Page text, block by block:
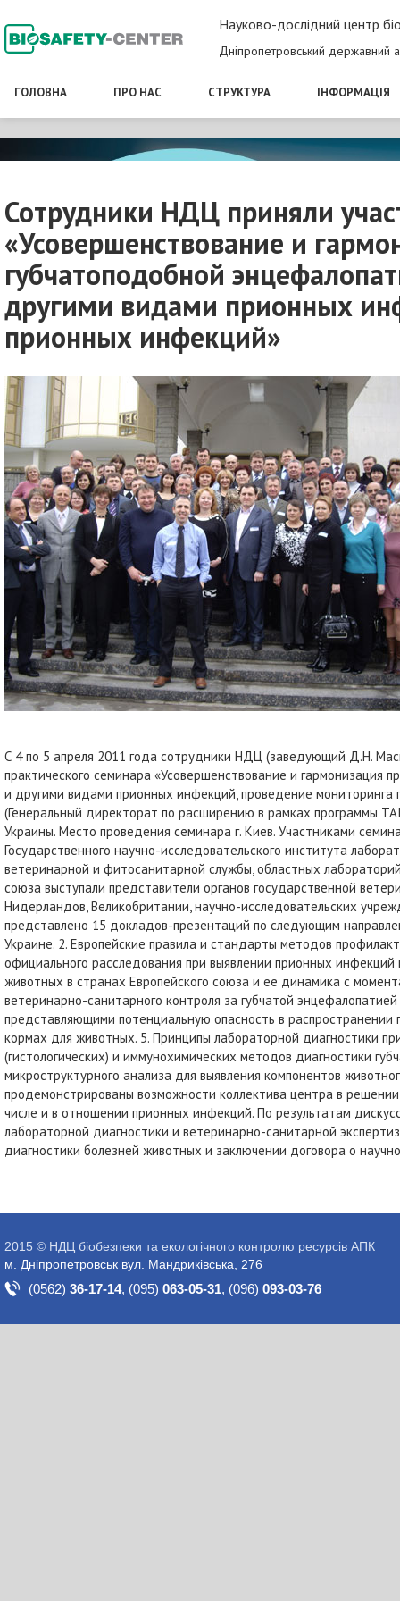
Науково-дослідний центр
Дніпропетровський державний
ГОЛОВНА ПРО НАС СТРУКТУРА ІНФОРМАЦІЯ
Сотрудники НДЦ приняли
«Усовершенствование и
губчатоподобной
другими видами прионных
прионных инфекций»
С 4 по 5 апреля 2011 года сотрудники НДЦ (заведующий Д.Н.
практического семинара «Усовершенствование и гармонизация
и другими видами прионных инфекций, проведение
(Генеральный директорат по расширению в рамках программы
Украины. Место проведения семинара г. Киев. Участниками
Государственного научно-исследовательского института
ветеринарной и фитосанитарной службы, областных
союза выступали представители органов государственной
Нидерландов, Великобритании, научно-исследовательских
представлено 15 докладов-презентаций по следующим
Украине. 2. Европейские правила и стандарты методов
официального расследования при выявлении прионных
животных в странах Европейского союза и ее динамика с
ветеринарно-санитарного контроля за губчатой
представляющими потенциальную опасность в
кормах для животных. 5. Принципы лабораторной диагностики
(гистологических) и иммунохимических методов диагностики
микроструктурного анализа для выявления компонентов
продемонстрированы возможности коллектива центра в
числе и в отношении прионных инфекций. По результатам
лабораторной диагностики и ветеринарно-санитарной
диагностики болезней животных и заключении договора о
2015 © НДЦ біобезпеки та екологічного контролю ресурсів АПК
м. Дніпропетровськ вул. Мандриківська, 276
(0562) 36-17-14, (095) 063-05-31, (096) 093-03-76